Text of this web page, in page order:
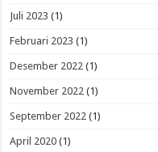
Juli 2023 (1)
Februari 2023 (1)
Desember 2022 (1)
November 2022 (1)
September 2022 (1)
April 2020 (1)